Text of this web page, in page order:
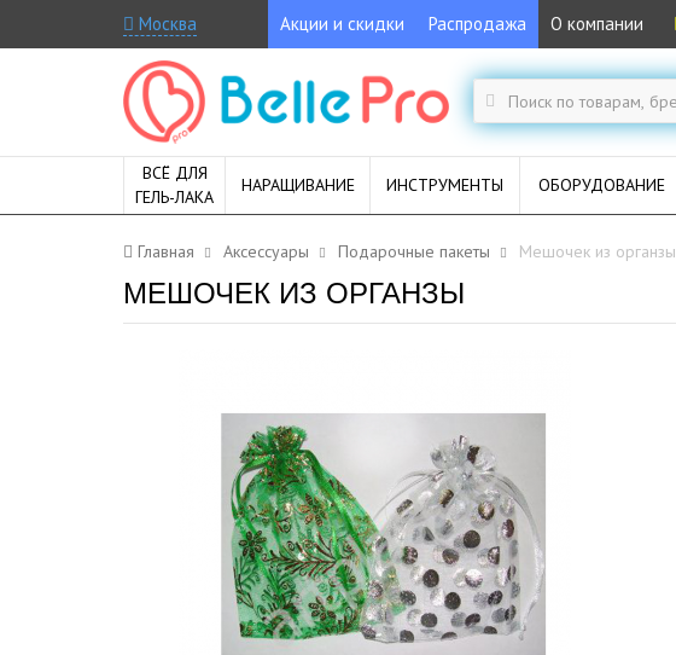
Москва Акции и скидки Распродажа О компании
ВСЁ ДЛЯ
ГЕЛЬ-ЛАКА
НАРАЩИВАНИЕ ИНСТРУМЕНТЫ ОБОРУДОВАНИЕ
Главная Аксессуары Подарочные пакеты Мешочек из органзы
МЕШОЧЕК ИЗ ОРГАНЗЫ